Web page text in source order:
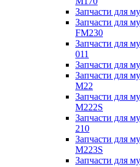
Запчасти для
Запчасти для
FM230
Запчасти для
011
Запчасти для
Запчасти для
M22
Запчасти для
M222S
Запчасти для
210
Запчасти для
M223S
Запчасти для